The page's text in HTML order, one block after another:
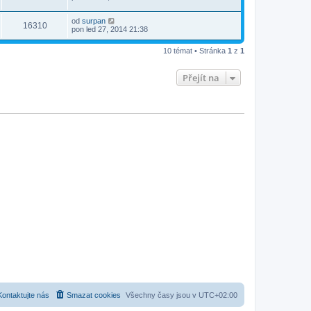
16310 od surpan
pon led 27, 2014 21:38
10 témat • Stránka 1 z 1
Přejít na
Všechny časy jsou v UTC+02:00
Smazat cookies
nás